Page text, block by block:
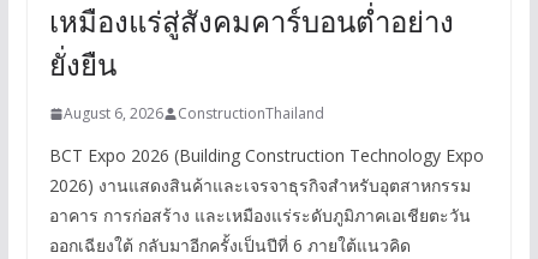
เหมืองแร่สู่สังคมคาร์บอนต่ำอย่าง
ยั่งยืน
August 6, 2026 ConstructionThailand
BCT Expo 2026 (Building Construction Technology Expo
2026) งานแสดงสินค้าและเจรจาธุรกิจสำหรับอุตสาหกรรม
อาคาร การก่อสร้าง และเหมืองแร่ระดับภูมิภาคเอเชียตะวัน
ออกเฉียงใต้ กลับมาอีกครั้งเป็นปีที่ 6 ภายใต้แนวคิด